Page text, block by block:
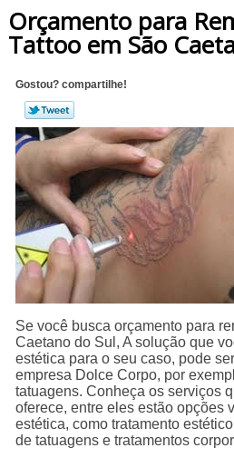
Orçamento para
Tattoo em São
Gostou? compartilhe!
Se você busca orçamento para
Caetano do Sul, A solução que
estética para o seu caso, pode
empresa Dolce Corpo, por
tatuagens. Conheça os serviços
oferece, entre eles estão opções
estética, como tratamento
de tatuagens e tratamentos